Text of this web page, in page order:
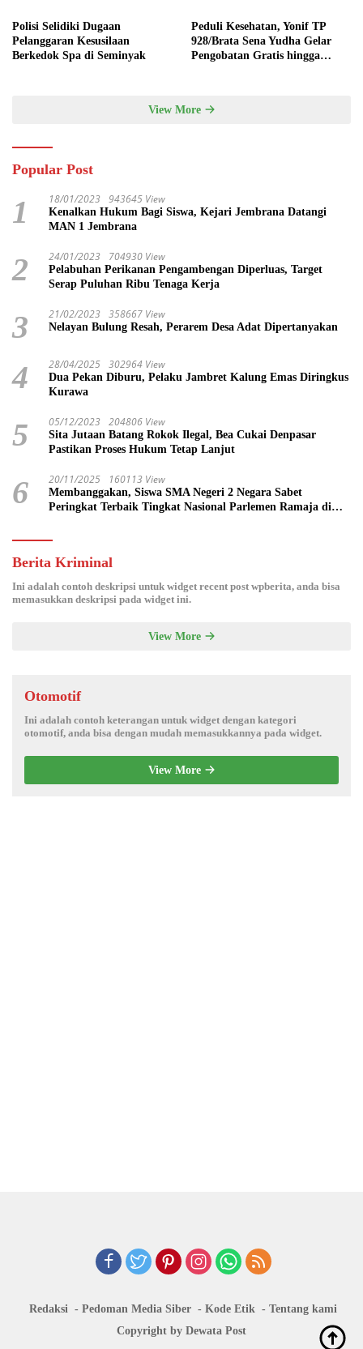
Polisi Selidiki Dugaan
Pelanggaran Kesusilaan
Berkedok Spa di Seminyak
Peduli Kesehatan, Yonif TP
928/Brata Sena Yudha Gelar
Pengobatan Gratis hingga
View More
Popular Post
1 18/01/2023 943645 View
Kenalkan Hukum Bagi Siswa, Kejari Jembrana Datangi
MAN 1 Jembrana
2 24/01/2023 704930 View
Pelabuhan Perikanan Pengambengan Diperluas, Target
Serap Puluhan Ribu Tenaga Kerja
3 21/02/2023 358667 View
Nelayan Bulung Resah, Perarem Desa Adat Dipertanyakan
4 28/04/2025 302964 View
Dua Pekan Diburu, Pelaku Jambret Kalung Emas Diringkus
Kurawa
5 05/12/2023 204806 View
Sita Jutaan Batang Rokok Ilegal, Bea Cukai Denpasar
Pastikan Proses Hukum Tetap Lanjut
6 20/11/2025 160113 View
Membanggakan, Siswa SMA Negeri 2 Negara Sabet
Peringkat Terbaik Tingkat Nasional Parlemen Ramaja di
Berita Kriminal
Ini adalah contoh deskripsi untuk widget recent post wpberita, anda bisa
memasukkan deskripsi pada widget ini.
View More
Otomotif
Ini adalah contoh keterangan untuk widget dengan kategori
otomotif, anda bisa dengan mudah memasukkannya pada widget.
View More
Redaksi Pedoman Media Siber Kode Etik
Tentang kami
Copyright by Dewata Post